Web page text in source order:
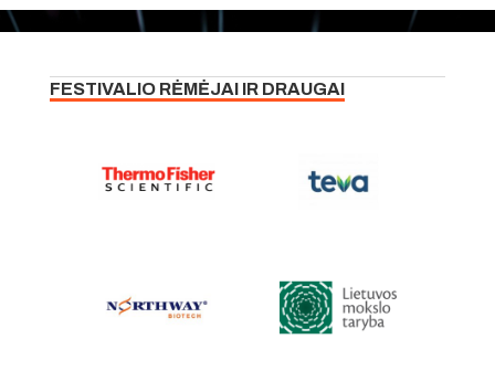
FESTIVALIO RĖMĖJAI IR DRAUGAI